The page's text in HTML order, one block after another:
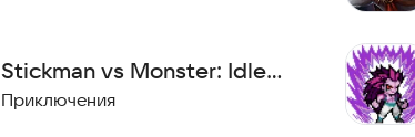
Stickman vs Monster: Idle
Game
Приключения